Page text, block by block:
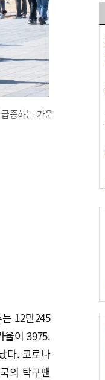
증하는 가운
12만245
율이 3975.
다. 코로나
의 탁구팬